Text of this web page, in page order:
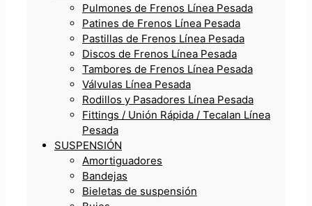
Pulmones de Frenos Línea Pesada
Patines de Frenos Línea Pesada
Pastillas de Frenos Línea Pesada
Discos de Frenos Línea Pesada
Tambores de Frenos Línea Pesada
Válvulas Línea Pesada
Rodillos y Pasadores Línea Pesada
Fittings / Unión Rápida / Tecalan Línea
Pesada
SUSPENSIÓN
Amortiguadores
Bandejas
Bieletas de suspensión